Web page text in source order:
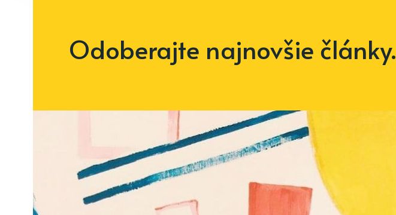
Odoberajte najnovšie články.